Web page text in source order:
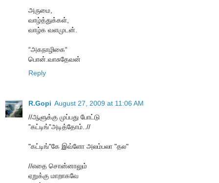
அருமை,
வாழ்த்துக்கள்,
வாழ்க வளமுடன்.
“அகநாழிகை“
பொன்.வாசுதேவன்
Reply
R.Gopi August 27, 2009 at 11:06 AM
//ஆளுக்கு முப்பது போட்டு
”கட்டிங்”அடித்தோம்..//
"கட்டிங்"கே இவ்ளோ அலம்பலா "தல"
//எதை சொன்னாலும்
ஏறுக்கு மாறாகவே